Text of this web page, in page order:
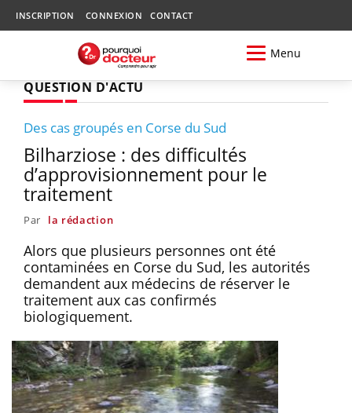
INSCRIPTION CONNEXION CONTACT
Menu
QUESTION D'ACTU
Des cas groupés en Corse du Sud
Bilharziose : des difficultés
d’approvisionnement pour le
traitement
Par la rédaction
Alors que plusieurs personnes ont été
contaminées en Corse du Sud, les autorités
demandent aux médecins de réserver le
traitement aux cas confirmés
biologiquement.